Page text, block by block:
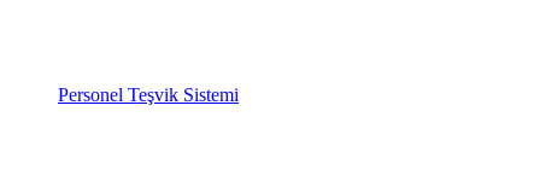
Personel Teşvik Sistemi